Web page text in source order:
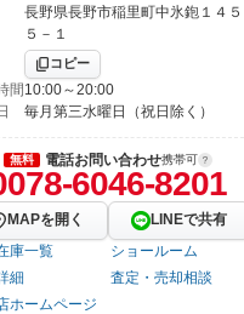
長野県長野市稲里町中氷鉋１４５
５－１
コピー
間10:00～20:00
毎月第三水曜日（祝日除く）
無料 電話お問い合わせ携帯可
6046-8201
MAPを開く
LINEで共有
庫一覧
ショールーム
細
査定・売却相談
ホームページ